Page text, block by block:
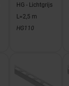
HG - Lichtgrijs
L=2,5 m
HG110